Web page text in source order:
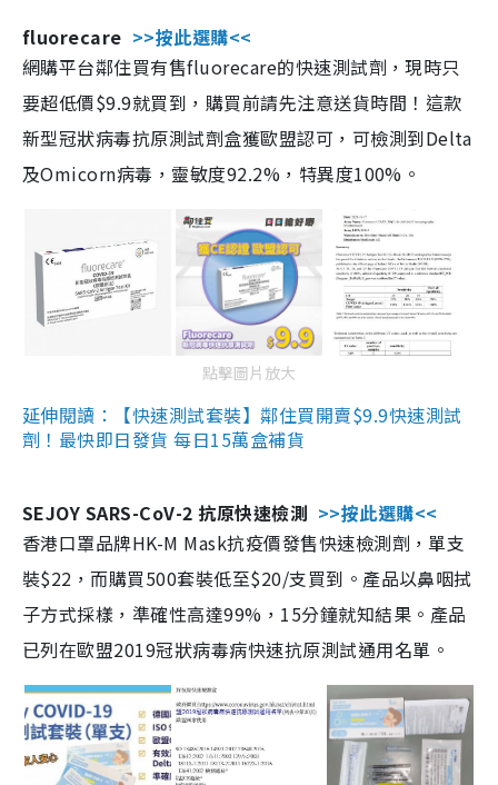
fluorecare >>按此選購<<
網購平台鄰住買有售fluorecare的快速測試劑，現時只
要超低價$9.9就買到，購買前請先注意送貨時間！這款
新型冠狀病毒抗原測試劑盒獲歐盟認可，可檢測到Delta
及Omicorn病毒，靈敏度92.2%，特異度100%。
點擊圖片放大
延伸閱讀：【快速測試套裝】鄰住買開賣$9.9快速測試
劑！最快即日發貨 每日15萬盒補貨
SEJOY SARS-CoV-2 抗原快速檢測 >>按此選購<<
香港口罩品牌HK-M Mask抗疫價發售快速檢測劑，單支
裝$22，而購買500套裝低至$20/支買到。產品以鼻咽拭
子方式採樣，準確性高達99%，15分鐘就知結果。產品
已列在歐盟2019冠狀病毒病快速抗原測試通用名單。